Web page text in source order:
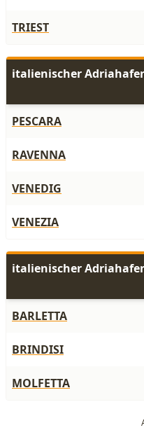
TRIEST
italienischer
PESCARA
RAVENNA
VENEDIG
VENEZIA
italienischer
BARLETTA
BRINDISI
MOLFETTA